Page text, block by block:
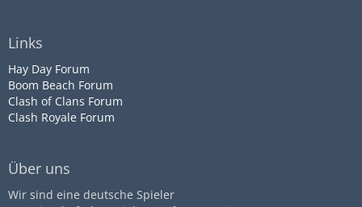
Links
Hay Day Forum
Boom Beach Forum
Clash of Clans Forum
Clash Royale Forum
Über uns
Wir sind eine deutsche Spieler